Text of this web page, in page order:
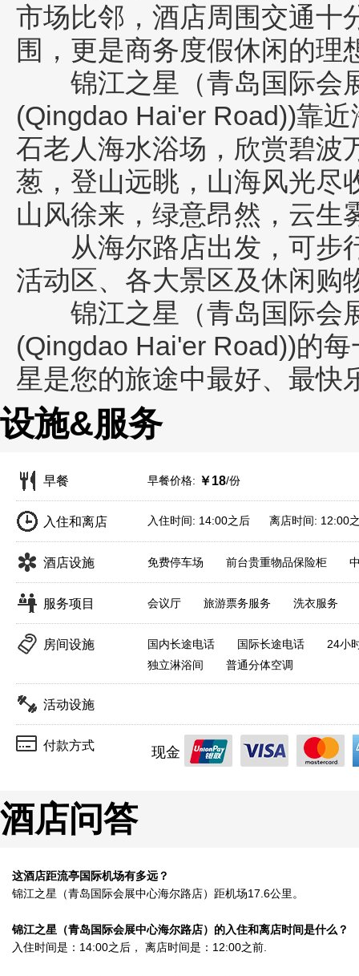
市场比邻，酒店周围交通十
围，更是商务度假休闲的理
锦江之星（青岛国际会
(Qingdao Hai'er Road))靠近
石老人海水浴场，欣赏碧波
葱，登山远眺，山海风光尽
山风徐来，绿意昂然，云生
从海尔路店出发，可步
活动区、各大景区及休闲购
锦江之星（青岛国际会
(Qingdao Hai'er Road))的
星是您的旅途中最好、最快
设施&服务
早餐 早餐价格: ￥18/份
入住和离店 入住时间: 14:00之后 离店时间: 12:00
酒店设施 免费停车场 前台贵重物品保险柜
服务项目 会议厅 旅游票务服务 洗衣服务
房间设施 国内长途电话 国际长途电话
24小
独立淋浴间
普通分体空调
活动设施
付款方式 现金
酒店问答
这酒店距流亭国际机场有多远？
锦江之星（青岛国际会展中心海尔路店）距机场17.6公里。
锦江之星（青岛国际会展中心海尔路店）的入住和离店时间是什么？
入住时间是：14:00之后， 离店时间是：12:00之前.